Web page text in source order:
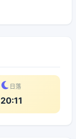
日落
20:11